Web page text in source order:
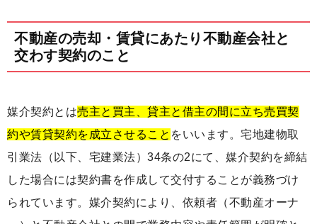
不動産の売却・賃貸にあたり不動産会社と
交わす契約のこと
媒介契約とは売主と買主、貸主と借主の間に立ち売買契
約や賃貸契約を成立させること をいいます。宅地建物取
引業法（以下、宅建業法）34条の2にて、媒介契約を締結
した場合には契約書を作成して交付することが義務づけ
られています。媒介契約により、依頼者（不動産オーナ